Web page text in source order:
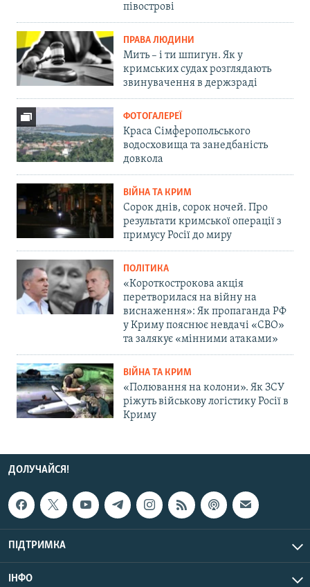
півострові
ПРАВА ЛЮДИНИ
Мить – і ти шпигун. Як у
кримських судах розглядають
звинувачення в держзраді
ФОТОГАЛЕРЕЇ
Краса Сімферопольського
водосховища та занедбаність
довкола
ВІЙНА ТА КРИМ
Сорок днів, сорок ночей. Про
результати кримської операції з
примусу Росії до миру
ПОЛІТИКА
«Короткострокова акція
перетворилася на війну на
виснаження»: Як пропаганда РФ
у Криму пояснює невдачі «СВО»
та залякує «мінними атаками»
ВІЙНА ТА КРИМ
«Полювання на колони». Як ЗСУ
ріжуть військову логістику Росії в
Криму
ДОЛУЧАЙСЯ!
ПІДТРИМКА
ІНФО